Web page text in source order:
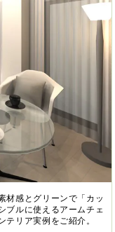
材感とグリーンで「カッ
ブルに使えるアームチェ
リア実例をご紹介。